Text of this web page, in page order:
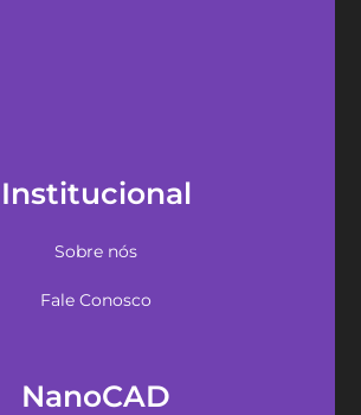
Institucional
Sobre nós
Fale Conosco
NanoCAD